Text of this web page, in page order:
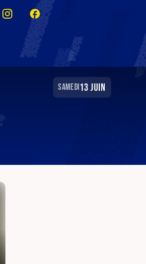
samedi 13 juin